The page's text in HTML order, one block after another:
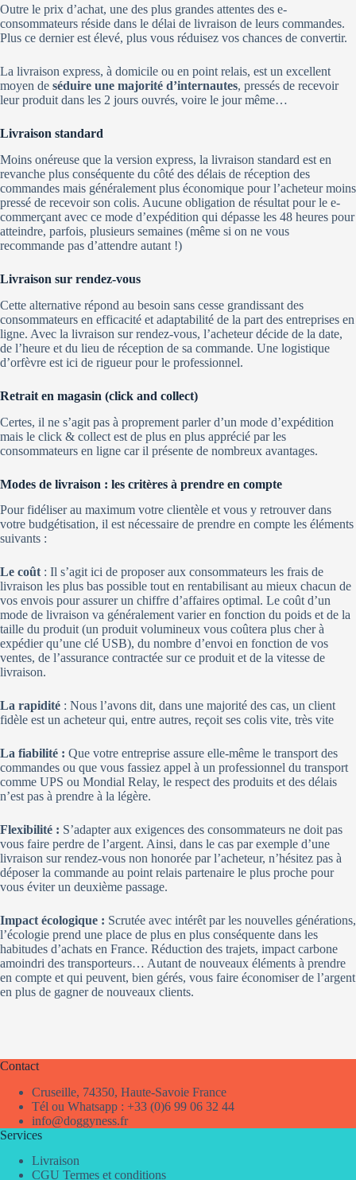
Outre le prix d’achat, une des plus grandes attentes des e-
consommateurs réside dans le délai de livraison de leurs commandes.
Plus ce dernier est élevé, plus vous réduisez vos chances de convertir.
La livraison express, à domicile ou en point relais, est un excellent
moyen de séduire une majorité d’internautes, pressés de recevoir
leur produit dans les 2 jours ouvrés, voire le jour même…
Livraison standard
Moins onéreuse que la version express, la livraison standard est en
revanche plus conséquente du côté des délais de réception des
commandes mais généralement plus économique pour l’acheteur moins
pressé de recevoir son colis. Aucune obligation de résultat pour le e-
commerçant avec ce mode d’expédition qui dépasse les 48 heures pour
atteindre, parfois, plusieurs semaines (même si on ne vous
recommande pas d’attendre autant !)
Livraison sur rendez-vous
Cette alternative répond au besoin sans cesse grandissant des
consommateurs en efficacité et adaptabilité de la part des entreprises en
ligne. Avec la livraison sur rendez-vous, l’acheteur décide de la date,
de l’heure et du lieu de réception de sa commande. Une logistique
d’orfèvre est ici de rigueur pour le professionnel.
Retrait en magasin (click and collect)
Certes, il ne s’agit pas à proprement parler d’un mode d’expédition
mais le click & collect est de plus en plus apprécié par les
consommateurs en ligne car il présente de nombreux avantages.
Modes de livraison : les critères à prendre en compte
Pour fidéliser au maximum votre clientèle et vous y retrouver dans
votre budgétisation, il est nécessaire de prendre en compte les éléments
suivants :
Le coût : Il s’agit ici de proposer aux consommateurs les frais de
livraison les plus bas possible tout en rentabilisant au mieux chacun de
vos envois pour assurer un chiffre d’affaires optimal. Le coût d’un
mode de livraison va généralement varier en fonction du poids et de la
taille du produit (un produit volumineux vous coûtera plus cher à
expédier qu’une clé USB), du nombre d’envoi en fonction de vos
ventes, de l’assurance contractée sur ce produit et de la vitesse de
livraison.
La rapidité : Nous l’avons dit, dans une majorité des cas, un client
fidèle est un acheteur qui, entre autres, reçoit ses colis vite, très vite
La fiabilité : Que votre entreprise assure elle-même le transport des
commandes ou que vous fassiez appel à un professionnel du transport
comme UPS ou Mondial Relay, le respect des produits et des délais
n’est pas à prendre à la légère.
Flexibilité : S’adapter aux exigences des consommateurs ne doit pas
vous faire perdre de l’argent. Ainsi, dans le cas par exemple d’une
livraison sur rendez-vous non honorée par l’acheteur, n’hésitez pas à
déposer la commande au point relais partenaire le plus proche pour
vous éviter un deuxième passage.
Impact écologique : Scrutée avec intérêt par les nouvelles générations,
l’écologie prend une place de plus en plus conséquente dans les
habitudes d’achats en France. Réduction des trajets, impact carbone
amoindri des transporteurs… Autant de nouveaux éléments à prendre
en compte et qui peuvent, bien gérés, vous faire économiser de l’argent
en plus de gagner de nouveaux clients.
Contact
Cruseille, 74350, Haute-Savoie France
Tél ou Whatsapp : +33 (0)6 99 06 32 44
info@doggyness.fr
Services
Livraison
CGU Termes et conditions